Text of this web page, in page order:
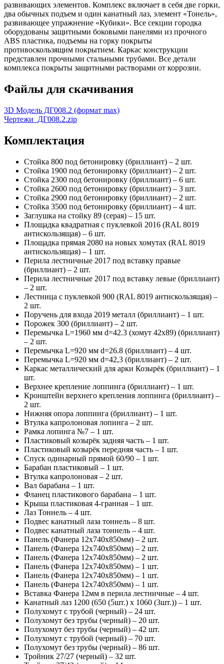
развивающих элементов. Комплекс включает в себя две горки,
два обычных подъем и один канатный лаз, элемент «Тонель»,
развивающее упражнение «Кубики». Все секции городка
оборудованы защитными боковыми панелями из прочного
ABS пластика, подъемы на горку покрыты
противоскользящим покрытием. Каркас конструкции
представлен прочными стальными трубами. Все детали
комплекса покрыты защитными растворами от коррозии.
Файлы для скачивания
3D Модель ДГ008.2 (формат max)
Чертежи_ДГ008.2.zip
Комплектация
Стойка 800 под бетонировку (бриллиант) – 2 шт.
Стойка 1900 под бетонировку (бриллиант) – 2 шт.
Стойка 2300 под бетонировку (бриллиант) – 6 шт.
Стойка 2600 под бетонировку (бриллиант) – 3 шт.
Стойка 2900 под бетонировку (бриллиант) – 2 шт.
Стойка 3500 под бетонировку (бриллиант) – 4 шт.
Заглушка на стойку 89 (серая) – 15 шт.
Площадка квадратная с пуклевкой 2016 (RAL 8019
антискользящая) – 6 шт.
Площадка прямая 2080 на новых хомутах (RAL 8019
антискользящая) – 1 шт.
Перила лестничные 2017 под вставку правые
(бриллиант) – 2 шт.
Перила лестничные 2017 под вставку левые (бриллиант)
– 2 шт.
Лестница с пуклевкой 900 (RAL 8019 антискользящая) –
2 шт.
Поручень для входа 2019 металл (бриллиант) – 1 шт.
Порожек 300 (бриллиант) – 2 шт.
Перемычка L=1960 мм d=42.3 (хомут 42х89) (бриллиант)
– 2 шт.
Перемычка L=920 мм d=26.8 (бриллиант) – 4 шт.
Перемычка L=920 мм d=42,3 (бриллиант) – 2 шт.
Каркас металлический для арки Козырёк (бриллиант) – 1
шт.
Верхнее крепление лоппинга (бриллиант) – 1 шт.
Кронштейн верхнего крепления лоппинга (бриллиант) –
2 шт.
Нижняя опора лоппинга (бриллиант) – 1 шт.
Втулка капролоновая лопинга – 2 шт.
Рамка лопинга №7 – 1 шт.
Пластиковый козырёк задняя часть – 1 шт.
Пластиковый козырёк передняя часть – 1 шт.
Спуск одинарный прямой 60/90 – 1 шт.
Барабан пластиковый – 1 шт.
Втулка капролоновая – 2 шт.
Вал барабана – 1 шт.
Фланец пластикового барабана – 1 шт.
Крыша пластиковая 4-гранная – 1 шт.
Лаз Тоннель – 4 шт.
Подвес канатный лаза тоннель – 8 шт.
Подвес канатный лаза тоннель – 4 шт.
Панель (Фанера 12х740х850мм) – 2 шт.
Панель (Фанера 12х740х850мм) – 2 шт.
Панель (Фанера 12х740х850мм) – 2 шт.
Панель (Фанера 12х740х850мм) – 1 шт.
Панель (Фанера 12х740х850мм) – 1 шт.
Панель (Фанера 12х740х850мм) – 1 шт.
Вставка Фанера 12мм в перила лестничные – 4 шт.
Канатный лаз 1200 (650 (5шт.) х 1060 (3шт.)) – 1 шт.
Полухомут с трубой (черный) – 24 шт.
Полухомут без трубы (черный) – 20 шт.
Полухомут без трубы (черный) – 42 шт.
Полухомут с трубой (черный) – 70 шт.
Полухомут без трубы (черный) – 86 шт.
Тройник 27/27 (черный) – 32 шт.